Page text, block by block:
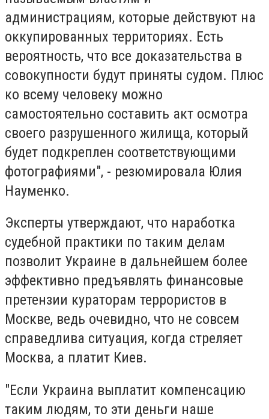
администрациям, которые действуют на
оккупированных территориях. Есть
вероятность, что все доказательства в
совокупности будут приняты судом. Плюс
ко всему человеку можно
самостоятельно составить акт осмотра
своего разрушенного жилища, который
будет подкреплен соответствующими
фотографиями", - резюмировала Юлия
Науменко.
Эксперты утверждают, что наработка
судебной практики по таким делам
позволит Украине в дальнейшем более
эффективно предъявлять финансовые
претензии кураторам террористов в
Москве, ведь очевидно, что не совсем
справедлива ситуация, когда стреляет
Москва, а платит Киев.
"Если Украина выплатит компенсацию
таким людям, то эти деньги наше